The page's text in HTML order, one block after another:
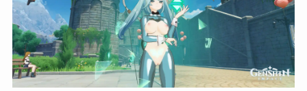
Faruzan Swimsuit (Bikini)